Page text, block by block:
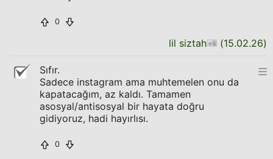
0
lil siztah (15.02.26)
Sıfır.
Sadece instagram ama muhtemelen onu da
kapatacağım, az kaldı. Tamamen
asosyal/antisosyal bir hayata doğru
gidiyoruz, hadi hayırlısı.
0